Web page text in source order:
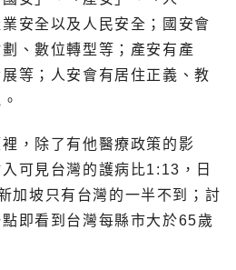
安全以及人民安全；國安會
、數位轉型等；產安有產
等；人安會有居住正義、教
，除了有他醫療政策的影
可見台灣的護病比1:13，日
加坡只有台灣的一半不到；討
即看到台灣每縣市大於65歲